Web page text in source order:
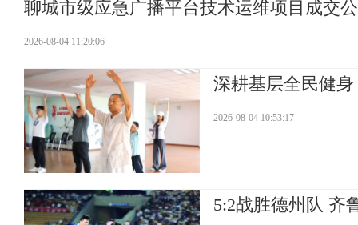
聊城市级应急广播平台技术运维项目成交
2026-08-04 11:20:06
深耕基层全民健
2026-08-04 10:53:17
5:2战胜德州队 齐